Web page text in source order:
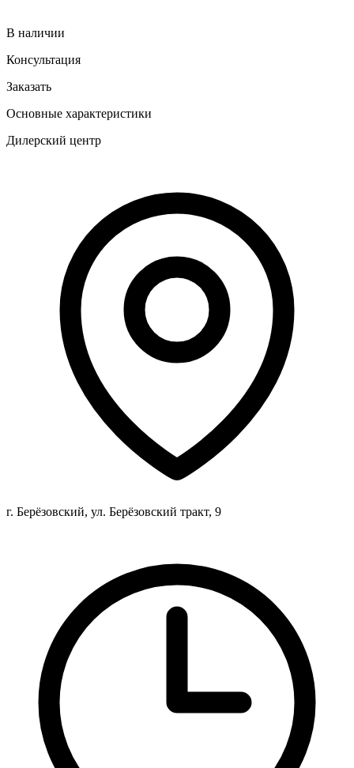
В наличии
Консультация
Заказать
Основные характеристики
Дилерский центр
г. Берёзовский, ул. Берёзовский тракт, 9